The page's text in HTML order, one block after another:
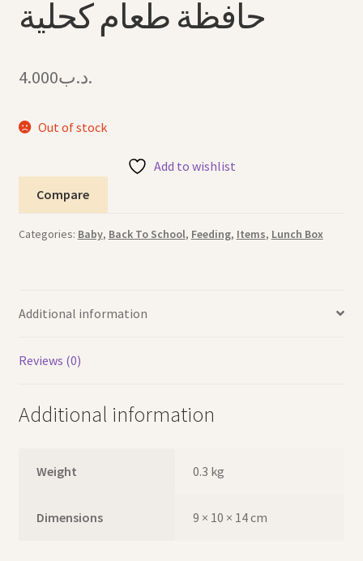
حافظة طعام كحلية
.د.ب4.000
Out of stock
Add to wishlist
Compare
Categories: Baby, Back To School, Feeding, Items, Lunch Box
Additional information
Reviews (0)
Additional information
Weight 0.3 kg
Dimensions 9 × 10 × 14 cm